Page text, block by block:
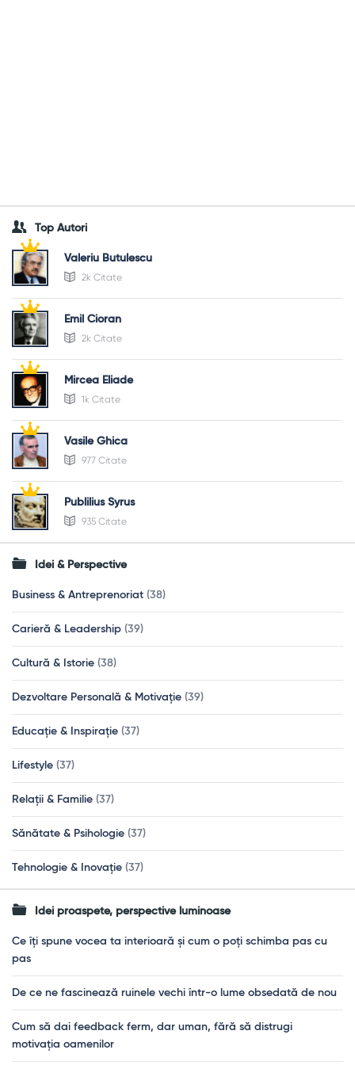
Top Autori
Valeriu Butulescu
2k Citate
Emil Cioran
2k Citate
Mircea Eliade
1k Citate
Vasile Ghica
977 Citate
Publilius Syrus
935 Citate
Idei & Perspective
Business & Antreprenoriat (38)
Carieră & Leadership (39)
Cultură & Istorie (38)
Dezvoltare Personală & Motivație (39)
Educație & Inspirație (37)
Lifestyle (37)
Relații & Familie (37)
Sănătate & Psihologie (37)
Tehnologie & Inovație (37)
Idei proaspete, perspective luminoase
Ce îți spune vocea ta interioară și cum o poți schimba pas cu
pas
De ce ne fascinează ruinele vechi într-o lume obsedată de nou
Cum să dai feedback ferm, dar uman, fără să distrugi
motivația oamenilor